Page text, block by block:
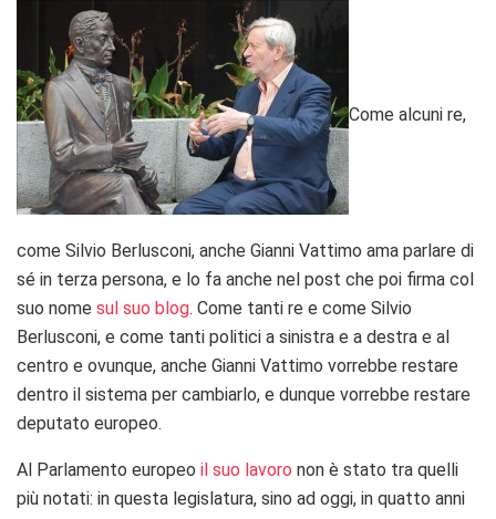
Come alcuni re,
come Silvio Berlusconi, anche Gianni Vattimo ama parlare di
sé in terza persona, e lo fa anche nel post che poi firma col
suo nome sul suo blog. Come tanti re e come Silvio
Berlusconi, e come tanti politici a sinistra e a destra e al
centro e ovunque, anche Gianni Vattimo vorrebbe restare
dentro il sistema per cambiarlo, e dunque vorrebbe restare
deputato europeo.
Al Parlamento europeo il suo lavoro non è stato tra quelli
più notati: in questa legislatura, sino ad oggi, in quatto anni